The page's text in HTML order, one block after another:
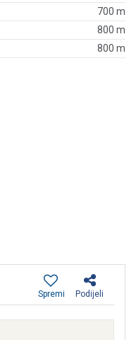
700 m
800 m
800 m
Podijeli
Spremi